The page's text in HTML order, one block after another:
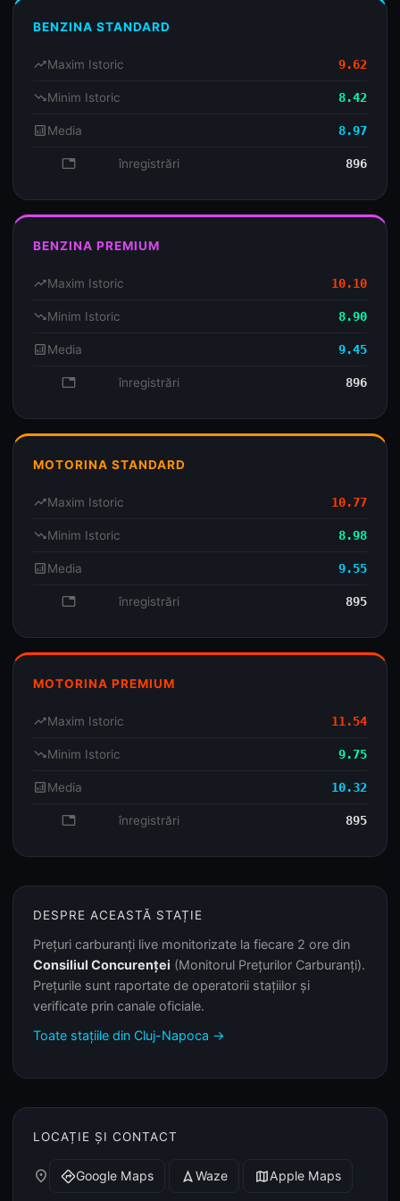
BENZINA STANDARD
trending_upMaxim Istoric 9.62
trending_downMinim Istoric 8.42
analyticsMedia 8.97
database înregistrări 896
BENZINA PREMIUM
trending_upMaxim Istoric 10.10
trending_downMinim Istoric 8.90
analyticsMedia 9.45
database înregistrări 896
MOTORINA STANDARD
trending_upMaxim Istoric 10.77
trending_downMinim Istoric 8.98
analyticsMedia 9.55
database înregistrări 895
MOTORINA PREMIUM
trending_upMaxim Istoric 11.54
trending_downMinim Istoric 9.75
analyticsMedia 10.32
database înregistrări 895
DESPRE ACEASTĂ STAȚIE
Prețuri carburanți live monitorizate la fiecare 2 ore din
Consiliul Concurenței (Monitorul Prețurilor Carburanți).
Prețurile sunt raportate de operatorii stațiilor și
verificate prin canale oficiale.
Toate stațiile din Cluj-Napoca →
LOCAȚIE ȘI CONTACT
place directionsGoogle Maps navigation Waze mapApple Maps